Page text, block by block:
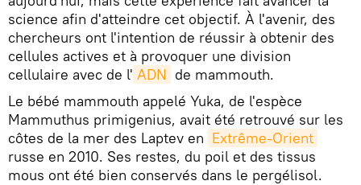
science afin d'atteindre cet objectif. À l'avenir, des
chercheurs ont l'intention de réussir à obtenir des
cellules actives et à provoquer une division
cellulaire avec de l' ADN de mammouth.
Le bébé mammouth appelé Yuka, de l'espèce
Mammuthus primigenius, avait été retrouvé sur les
côtes de la mer des Laptev en Extrême-Orient
russe en 2010. Ses restes, du poil et des tissus
mous ont été bien conservés dans le pergélisol.